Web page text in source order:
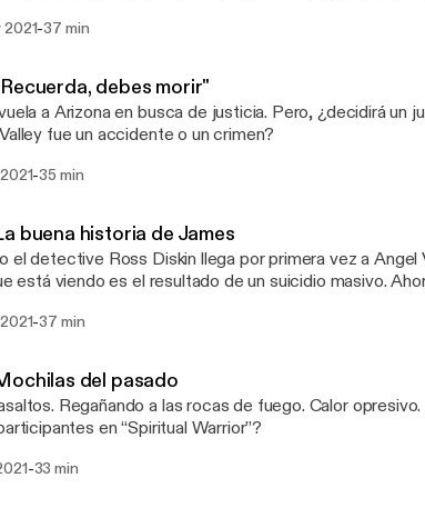
2021-37 min
debes morir"
a Arizona en busca de justicia. Pero, ¿decidirá un
fue un accidente o un crimen?
-35 min
buena historia de James
el detective Ross Diskin llega por primera vez a Angel
está viendo es el resultado de un suicidio masivo.
particularmente famoso en la televisión.
-37 min
del pasado
Regañando a las rocas de fuego. Calor
en “Spiritual Warrior”?
-33 min